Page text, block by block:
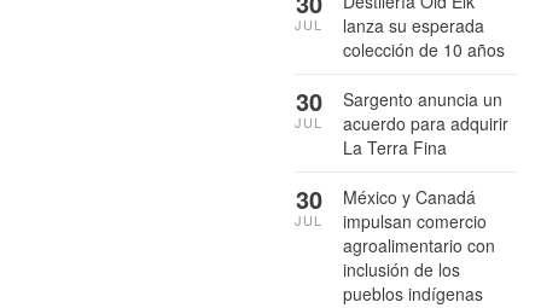
lanza su esperada
colección de 10 años
JUL
Sargento anuncia un
acuerdo para adquirir
La Terra Fina
30
JUL
México y Canadá
impulsan comercio
agroalimentario con
inclusión de los
pueblos indígenas
30
JUL